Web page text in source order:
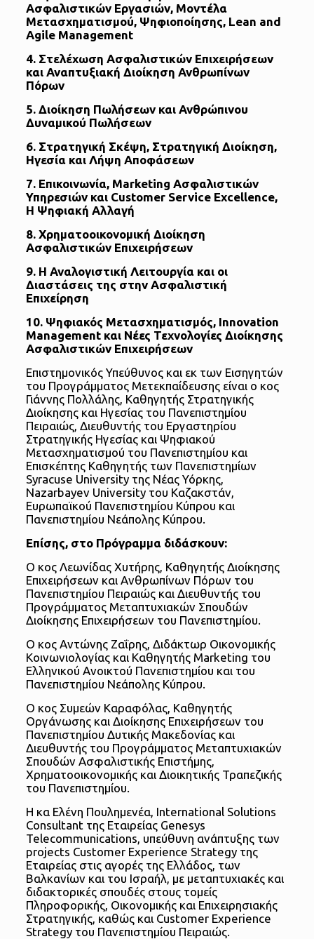
Ασφαλιστικών Εργασιών, Μοντέλα
Μετασχηματισμού, Ψηφιοποίησης, Lean and
Agile Management
4. Στελέχωση Ασφαλιστικών Επιχειρήσεων
και Αναπτυξιακή Διοίκηση Ανθρωπίνων
Πόρων
5. Διοίκηση Πωλήσεων και Ανθρώπινου
Δυναμικού Πωλήσεων
6. Στρατηγική Σκέψη, Στρατηγική Διοίκηση,
Ηγεσία και Λήψη Αποφάσεων
7. Επικοινωνία, Marketing Ασφαλιστικών
Υπηρεσιών και Customer Service Excellence,
Η Ψηφιακή Αλλαγή
8. Χρηματοοικονομική Διοίκηση
Ασφαλιστικών Επιχειρήσεων
9. Η Αναλογιστική Λειτουργία και οι
Διαστάσεις της στην Ασφαλιστική
Επιχείρηση
10. Ψηφιακός Μετασχηματισμός, Innovation
Management και Νέες Τεχνολογίες Διοίκησης
Ασφαλιστικών Επιχειρήσεων
Επιστημονικός Υπεύθυνος και εκ των Εισηγητών
του Προγράμματος Μετεκπαίδευσης είναι ο κος
Γιάννης Πολλάλης, Καθηγητής Στρατηγικής
Διοίκησης και Ηγεσίας του Πανεπιστημίου
Πειραιώς, Διευθυντής του Εργαστηρίου
Στρατηγικής Ηγεσίας και Ψηφιακού
Μετασχηματισμού του Πανεπιστημίου και
Επισκέπτης Καθηγητής των Πανεπιστημίων
Syracuse University της Νέας Υόρκης,
Nazarbayev University του Καζακστάν,
Ευρωπαϊκού Πανεπιστημίου Κύπρου και
Πανεπιστημίου Νεάπολης Κύπρου.
Επίσης, στο Πρόγραμμα διδάσκουν:
Ο κος Λεωνίδας Χυτήρης, Καθηγητής Διοίκησης
Επιχειρήσεων και Ανθρωπίνων Πόρων του
Πανεπιστημίου Πειραιώς και Διευθυντής του
Προγράμματος Μεταπτυχιακών Σπουδών
Διοίκησης Επιχειρήσεων του Πανεπιστημίου.
Ο κος Αντώνης Ζαΐρης, Διδάκτωρ Οικονομικής
Κοινωνιολογίας και Καθηγητής Marketing του
Ελληνικού Ανοικτού Πανεπιστημίου και του
Πανεπιστημίου Νεάπολης Κύπρου.
Ο κος Συμεών Καραφόλας, Καθηγητής
Οργάνωσης και Διοίκησης Επιχειρήσεων του
Πανεπιστημίου Δυτικής Μακεδονίας και
Διευθυντής του Προγράμματος Μεταπτυχιακών
Σπουδών Ασφαλιστικής Επιστήμης,
Χρηματοοικονομικής και Διοικητικής Τραπεζικής
του Πανεπιστημίου.
Η κα Ελένη Πουλημενέα, International Solutions
Consultant της Εταιρείας Genesys
Telecommunications, υπεύθυνη ανάπτυξης των
projects Customer Experience Strategy της
Εταιρείας στις αγορές της Ελλάδος, των
Βαλκανίων και του Ισραήλ, με μεταπτυχιακές και
διδακτορικές σπουδές στους τομείς
Πληροφορικής, Οικονομικής και Επιχειρησιακής
Στρατηγικής, καθώς και Customer Experience
Strategy του Πανεπιστημίου Πειραιώς.